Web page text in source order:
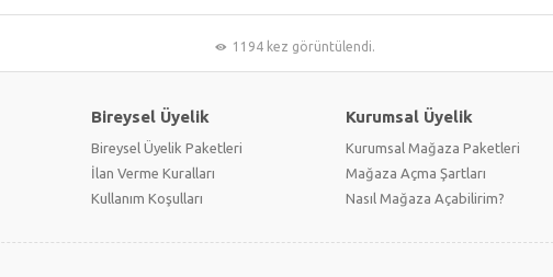
1194 kez görüntülendi.
Bireysel Üyelik
Bireysel Üyelik Paketleri
İlan Verme Kuralları
Kullanım Koşulları
Kurumsal Üyelik
Kurumsal Mağaza Paketleri
Mağaza Açma Şartları
Nasıl Mağaza Açabilirim?